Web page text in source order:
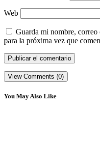
Web
Guarda mi nombre,
para la próxima vez que
View Comments (0)
You May Also Like